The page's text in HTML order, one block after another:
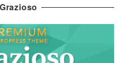
Grazioso